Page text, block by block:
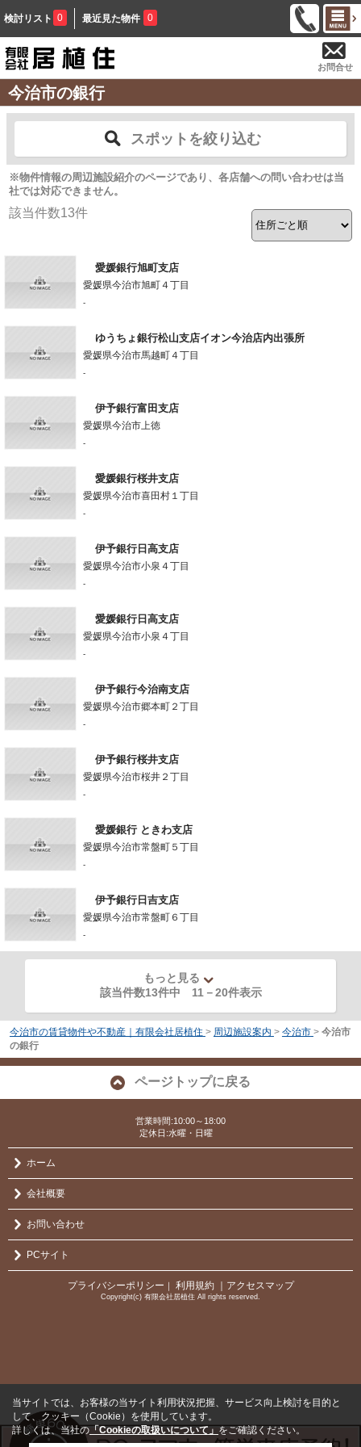
検討リスト 0 最近見た物件 0
お問合せ
今治市の銀行
スポットを絞り込む
※物件情報の周辺施設紹介のページであり、各店舗への問い合わせは当
社では対応できません。
該当件数13件
愛媛銀行旭町支店
愛媛県今治市旭町４丁目
-
ゆうちょ銀行松山支店イオン今治店内出張所
愛媛県今治市馬越町４丁目
-
伊予銀行富田支店
愛媛県今治市上徳
-
愛媛銀行桜井支店
愛媛県今治市喜田村１丁目
-
伊予銀行日高支店
愛媛県今治市小泉４丁目
-
愛媛銀行日高支店
愛媛県今治市小泉４丁目
-
伊予銀行今治南支店
愛媛県今治市郷本町２丁目
-
伊予銀行桜井支店
愛媛県今治市桜井２丁目
-
愛媛銀行 ときわ支店
愛媛県今治市常盤町５丁目
-
伊予銀行日吉支店
愛媛県今治市常盤町６丁目
-
もっと見る
該当件数13件中 11 －20件表示
今治市の賃貸物件や不動産｜有限会社居植住 > 周辺施設案内 > 今治市 > 今治市
の銀行
ページトップに戻る
営業時間:10:00～18:00
定休日:水曜・日曜
ホーム
会社概要
お問い合わせ
PCサイト
プライバシーポリシー ｜ 利用規約 ｜アクセスマップ
Copyright(c) 有限会社居植住 All rights reserved.
当サイトでは、お客様の当サイト利用状況把握、サービス向上検討を目的と
して、クッキー（Cookie）を使用しています。
詳しくは、当社の 「Cookieの取扱いについて」 をご確認ください。